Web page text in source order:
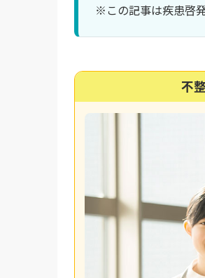
※この記事は疾患啓
不